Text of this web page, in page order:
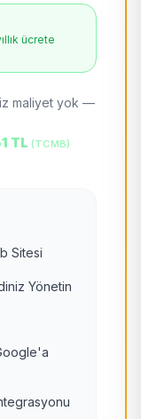
ücrete
maliyet yok —
TL (TCMB)
Sitesi
Yönetin